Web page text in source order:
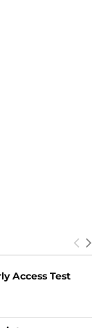
Access Test